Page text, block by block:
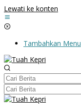
Lewati ke konten
Tambahkan Menu